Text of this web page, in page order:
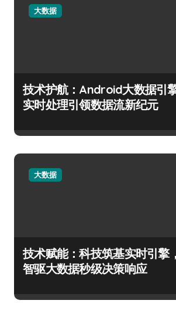
大数据
技术护航：Android大数据引
实时处理引领数据流新纪元
大数据
技术赋能：科技筑基实时引擎，
智驱大数据秒级决策响应